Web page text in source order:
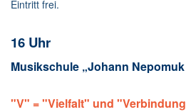
Eintritt frei.
16 Uhr
Musikschule „Johann
"V" ="Vielfalt" und "Verbindung